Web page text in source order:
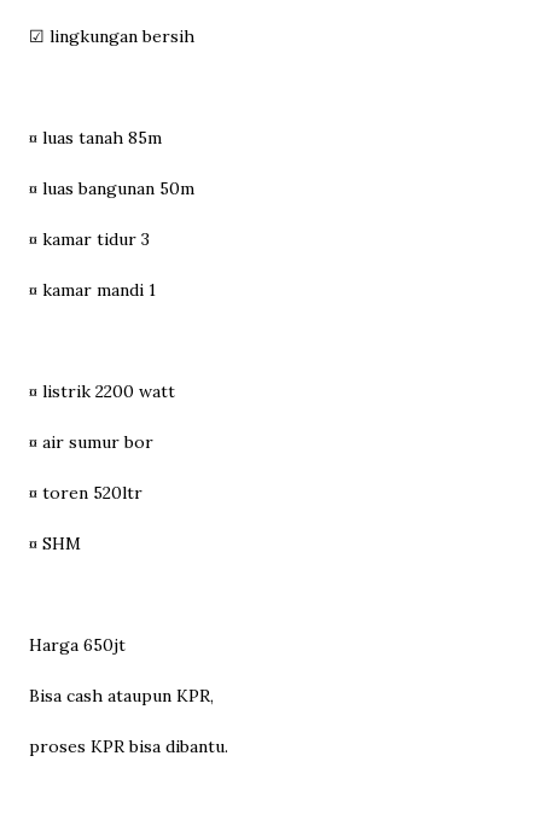
☑ lingkungan bersih
¤ luas tanah 85m
¤ luas bangunan 50m
¤ kamar tidur 3
¤ kamar mandi 1
¤ listrik 2200 watt
¤ air sumur bor
¤ toren 520ltr
¤ SHM
Harga 650jt
Bisa cash ataupun KPR,
proses KPR bisa dibantu.